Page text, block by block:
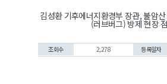
김성환 기후에너지환경부 장관, 불암
(러브버그) 방제 현장
조회수 2,278 등록일자